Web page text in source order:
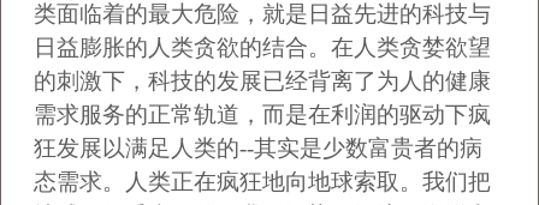
类面临着的最大危险，就是日益先进的科技与
日益膨胀的人类贪欲的结合。在人类贪婪欲望
的刺激下，科技的发展已经背离了为人的健康
需求服务的正常轨道，而是在利润的驱动下疯
狂发展以满足人类的--其实是少数富贵者的病
态需求。人类正在疯狂地向地球索取。我们把